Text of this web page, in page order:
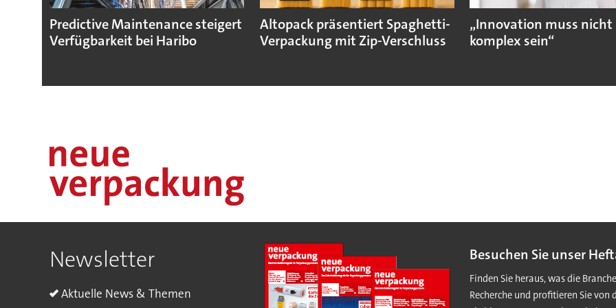
Predictive Maintenance steigert
Verfügbarkeit bei Haribo
Altopack präsentiert Spaghetti-
Verpackung mit Zip-Verschluss
„Innovation muss nicht
komplex sein“
Newsletter
Aktuelle News & Themen
Besuchen Sie unser
Finden Sie heraus, was die
Recherche und profitieren Sie